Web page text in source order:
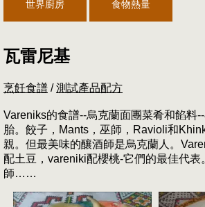
世界廚房 食物熱量
瓦雷尼基
烹飪食譜 /測試產品配方
Vareniks的食譜--烏克蘭面團菜肴和餡料
胎。餃子，Mants，巫師，Ravioli和
親。但最美味的釀酒師是烏克蘭人。
配土豆，vareniki配櫻桃-它們的最佳代表
師……